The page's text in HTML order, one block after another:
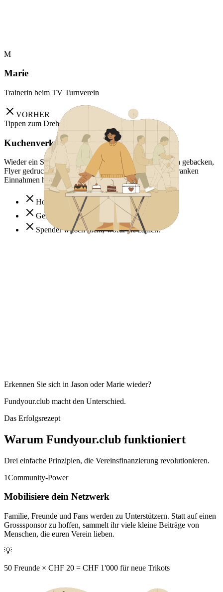
M
Marie
Trainerin beim TV Turnverein
VORHER
Tippen zum Drehen
Kuchenverkauf, den niemand will
Wieder ein Samstag am Vereinsstand. Marie hat Kuchen gebacken,
Flyer gedruckt – aber die Leute laufen vorbei. Für 50 Franken
Einnahmen hat sie 10 Stunden investiert.
Hoher Zeitaufwand für wenig Ertrag
Geringe Einnahmen
Spender wissen nicht, wofür sie zahlen.
Erkennen Sie sich in Jason oder Marie wieder?
Fundyour.club macht den Unterschied.
Das Erfolgsrezept
Warum Fundyour.club funktioniert
Drei einfache Prinzipien, die Vereinsfinanzierung revolutionieren.
1Community-Power
Mobilisiere dein Netzwerk
Familie, Freunde und Fans werden zu Unterstützern. Statt auf einen
Grosssponsor zu hoffen, sammelt ihr viele kleine Beiträge von
Menschen, die euren Verein lieben.
💡
50 Freunde × CHF 20 = CHF 1'000 für neue Trikots